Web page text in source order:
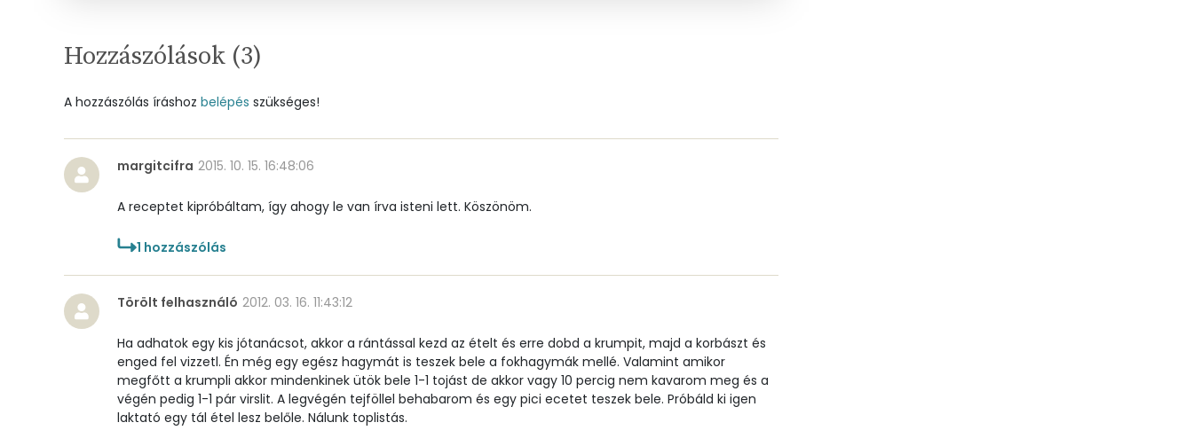
Foszfor
Nátrium
Réz
0 mg
Mangán
Szénhidrát
Összesen
35.5 g
Élelmi rost
4 mg
Víz
Hozzászólások (3)
A hozzászólás íráshoz belépés szükséges!
margitcifra 2015. 10. 15. 16:48:06
A receptet kipróbáltam, így ahogy le van írva isteni lett. Köszönöm.
1 hozzászólás
Törölt felhasználó 2012. 03. 16. 11:43:12
Ha adhatok egy kis jótanácsot, akkor a rántással kezd az ételt és erre dobd a krumpit, majd a korbászt és
enged fel vizzetl. Én még egy egész hagymát is teszek bele a fokhagymák mellé. Valamint amikor
megfőtt a krumpli akkor mindenkinek ütök bele 1-1 tojást de akkor vagy 10 percig nem kavarom meg és a
végén pedig 1-1 pár virslit. A legvégén tejföllel behabarom és egy pici ecetet teszek bele. Próbáld ki igen
laktató egy tál étel lesz belőle. Nálunk toplistás.